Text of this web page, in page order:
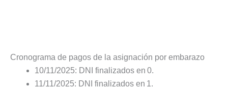
Cronograma de pagos de la asignación por embarazo
10/11/2025: DNI finalizados en 0.
11/11/2025: DNI finalizados en 1.